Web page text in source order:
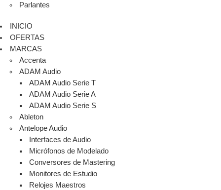
Parlantes
INICIO
OFERTAS
MARCAS
Accenta
ADAM Audio
ADAM Audio Serie T
ADAM Audio Serie A
ADAM Audio Serie S
Ableton
Antelope Audio
Interfaces de Audio
Micrófonos de Modelado
Conversores de Mastering
Monitores de Estudio
Relojes Maestros